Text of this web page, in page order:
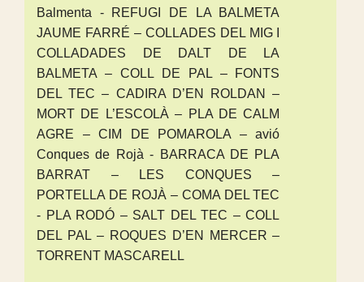
Balmenta - REFUGI DE LA BALMETA
JAUME FARRÉ – COLLADES DEL MIG I
COLLADADES DE DALT DE LA
BALMETA – COLL DE PAL – FONTS
DEL TEC – CADIRA D’EN ROLDAN –
MORT DE L’ESCOLÀ – PLA DE CALM
AGRE – CIM DE POMAROLA – avió
Conques de Rojà - BARRACA DE PLA
BARRAT – LES CONQUES –
PORTELLA DE ROJÀ – COMA DEL TEC
- PLA RODÓ – SALT DEL TEC – COLL
DEL PAL – ROQUES D’EN MERCER –
TORRENT MASCARELL